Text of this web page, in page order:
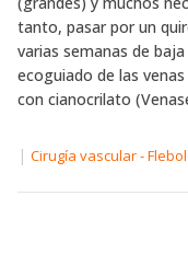
tanto, pasar por un
varias semanas de
ecoguiado de las
con cianocrilato
| Cirugía vascular -